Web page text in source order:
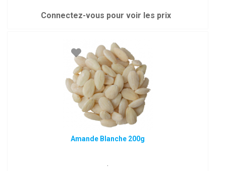
Connectez-vous pour voir les prix
Amande Blanche 200g
.